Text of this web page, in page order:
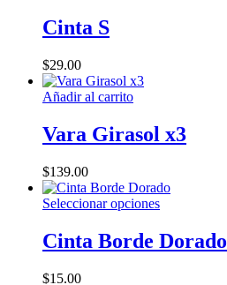
elegir
en
página
de
producto
Cinta S
$29.00
Añadir al carrito
Vara Girasol x3
$139.00
Seleccionar opcionesEste
tiene
múltiples
Cinta Borde Dorado
$15.00